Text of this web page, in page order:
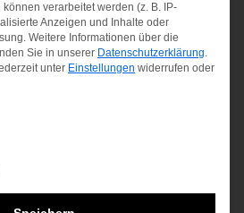
verarbeitet werden (z. B. IP-
Anzeigen und Inhalte oder
Weitere Informationen über die
Sie in unserer Datenschutzerklärung.
unter Einstellungen widerrufen oder
Gruppen, für die eine